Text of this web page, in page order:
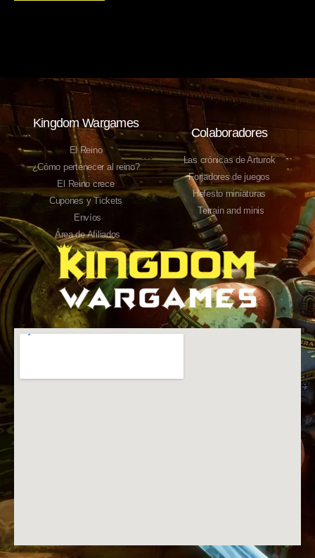
Kingdom Wargames
El Reino
¿Cómo pertenecer al reino?
El Reino crece
Cupones y Tickets
Envíos
Área de Afiliados
Colaboradores
Las crónicas de Arturok
Forjadores de juegos
Hefesto miniaturas
Terrain and minis